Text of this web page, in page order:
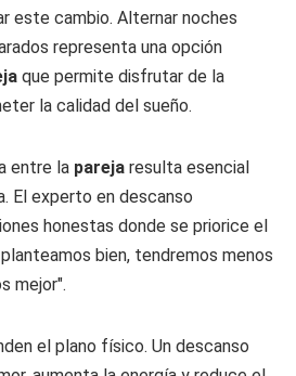
este cambio. Alternar noches
representa una opción
que permite disfrutar de la
la calidad del sueño.
entre la pareja resulta esencial
El experto en descanso
honestas donde se priorice el
bien, tendremos menos
mejor".
el plano físico. Un descanso